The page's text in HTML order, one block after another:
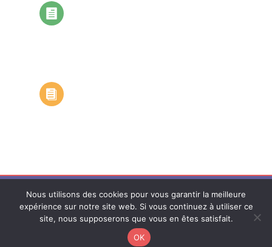


© 2023 – www.cpts-valdesuippe.fr
Mentions légales|Politique de confidentialité|Conception :
Nous utilisons des cookies pour vous garantir la meilleure
expérience sur notre site web. Si vous continuez à utiliser ce
site, nous supposerons que vous en êtes satisfait.
OK